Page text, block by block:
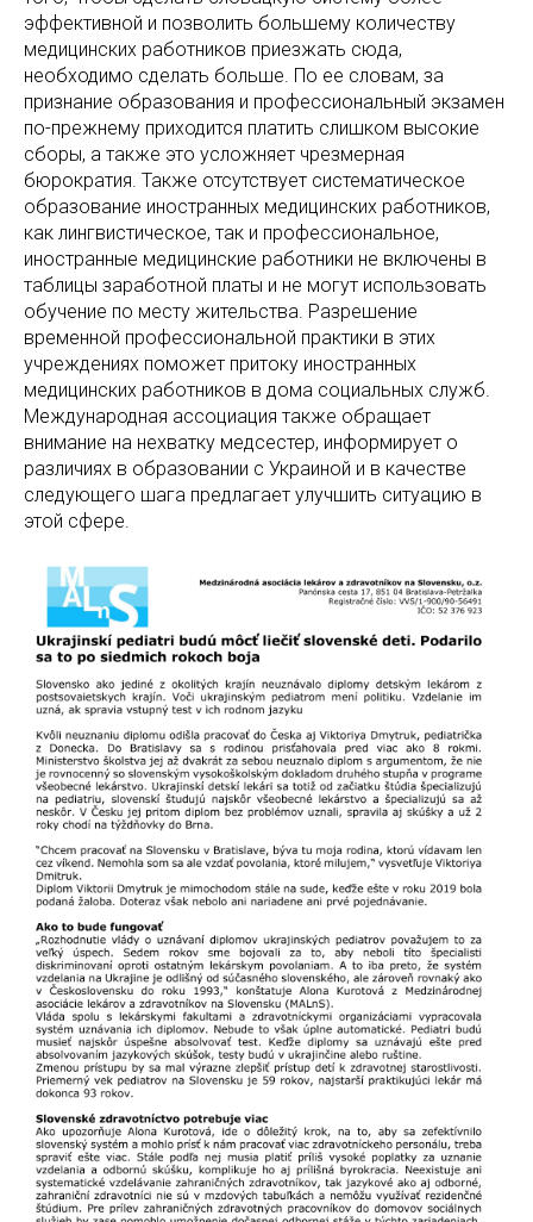
эффективной и позволить большему количеству
медицинских работников приезжать сюда,
необходимо сделать больше. По ее словам, за
признание образования и профессиональный экзамен
по-прежнему приходится платить слишком высокие
сборы, а также это усложняет чрезмерная
бюрократия. Также отсутствует систематическое
образование иностранных медицинских работников,
как лингвистическое, так и профессиональное,
иностранные медицинские работники не включены в
таблицы заработной платы и не могут использовать
обучение по месту жительства. Разрешение
временной профессиональной практики в этих
учреждениях поможет притоку иностранных
медицинских работников в дома социальных служб.
Международная ассоциация также обращает
внимание на нехватку медсестер, информирует о
различиях в образовании с Украиной и в качестве
следующего шага предлагает улучшить ситуацию в
этой сфере.